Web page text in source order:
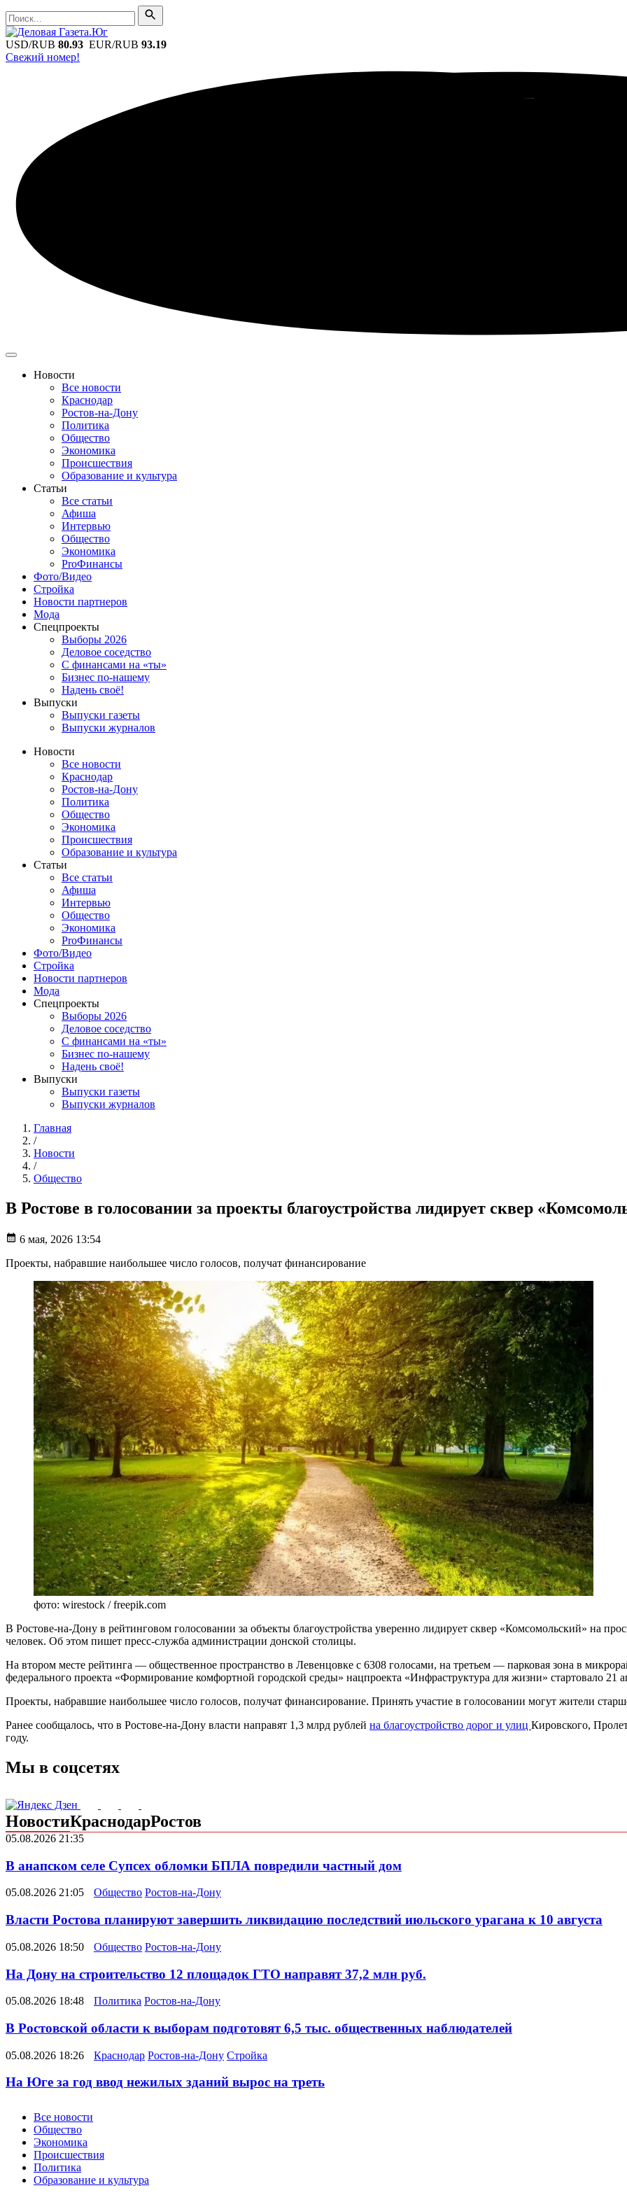
Поиск
Поиск
USD/RUB 80.93 EUR/RUB 93.19
Свежий номер!
Новости
Все новости
Краснодар
Ростов-на-Дону
Политика
Общество
Экономика
Происшествия
Образование и культура
Статьи
Все статьи
Афиша
Интервью
Общество
Экономика
ProФинансы
Фото/Видео
Стройка
Новости партнеров
Мода
Спецпроекты
Выборы 2026
Деловое соседство
С финансами на «ты»
Бизнес по-нашему
Надень своё!
Выпуски
Выпуски газеты
Выпуски журналов
Новости
Все новости
Краснодар
Ростов-на-Дону
Политика
Общество
Экономика
Происшествия
Образование и культура
Статьи
Все статьи
Афиша
Интервью
Общество
Экономика
ProФинансы
Фото/Видео
Стройка
Новости партнеров
Мода
Спецпроекты
Выборы 2026
Деловое соседство
С финансами на «ты»
Бизнес по-нашему
Надень своё!
Выпуски
Выпуски газеты
Выпуски журналов
Главная
/
Новости
/
Общество
В Ростове в голосовании за проекты благоустройства лидирует сквер
6 мая, 2026 13:54
Проекты, набравшие наибольшее число голосов, получат финансирование
фото: wirestock / freepik.com
В Ростове-на-Дону в рейтинговом голосовании за объекты благоустройства уверенно лидирует сквер «Комсомольский» на
человек. Об этом пишет пресс-служба администрации донской столицы.
На втором месте рейтинга — общественное пространство в Левенцовке с 6308 голосами, на третьем — парковая зона в
федерального проекта «Формирование комфортной городской среды» нацпроекта «Инфраструктура для жизни» стартовало 21
Проекты, набравшие наибольшее число голосов, получат финансирование. Принять участие в голосовании могут жители
Ранее сообщалось, что в Ростове-на-Дону власти направят 1,3 млрд рублей на благоустройство дорог и улиц Кировского,
году.
Мы в соцсетях
НовостиКраснодарРостов
05.08.2026 21:35
В анапском селе Супсех обломки БПЛА повредили частный дом
05.08.2026 21:05 Общество Ростов-на-Дону
Власти Ростова планируют завершить ликвидацию последствий июльского урагана к 10 августа
05.08.2026 18:50 Общество Ростов-на-Дону
На Дону на строительство 12 площадок ГТО направят 37,2 млн руб.
05.08.2026 18:48 Политика Ростов-на-Дону
В Ростовской области к выборам подготовят 6,5 тыс. общественных наблюдателей
05.08.2026 18:26 Краснодар Ростов-на-Дону Стройка
На Юге за год ввод нежилых зданий вырос на треть
Новости
Все новости
Общество
Экономика
Происшествия
Политика
Образование и культура